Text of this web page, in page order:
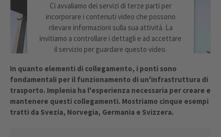
Ci avvaliamo dei servizi di terze parti per
incorporare i contenuti video che possono
rilevare informazioni sulla sua attività. La
invitiamo a controllare i dettagli e ad accettare
il servizio per guardare questo video.
ULTERIORI INFORMAZIONI
ACCETTA
powered byUsercentrics Consent
In quanto elementi di collegamento, i ponti sono
fondamentali per il funzionamento di un'infrastruttura di
trasporto. Implenia ha l'esperienza necessaria per creare e
mantenere questi collegamenti. Mostriamo cinque esempi
tratti da Svezia, Norvegia, Germania e Svizzera.